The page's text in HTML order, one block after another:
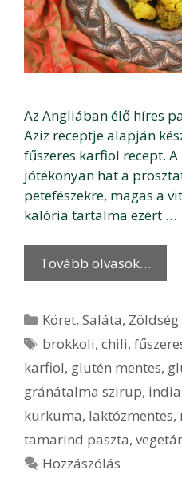
Az Angliában élő híres
Aziz receptje alapján
fűszeres karfiol recept.
jótékonyan hat a
petefészekre, magas a
kalória tartalma ezért …
Tovább olvasok…
Kategória
Köret,Saláta, Zöldség
Címkék
brokkoli,chili,
karfiol, glutén mentes,
gránátalma szirup,
kurkuma, laktózmentes,
tamarind paszta,
Hozzászólás